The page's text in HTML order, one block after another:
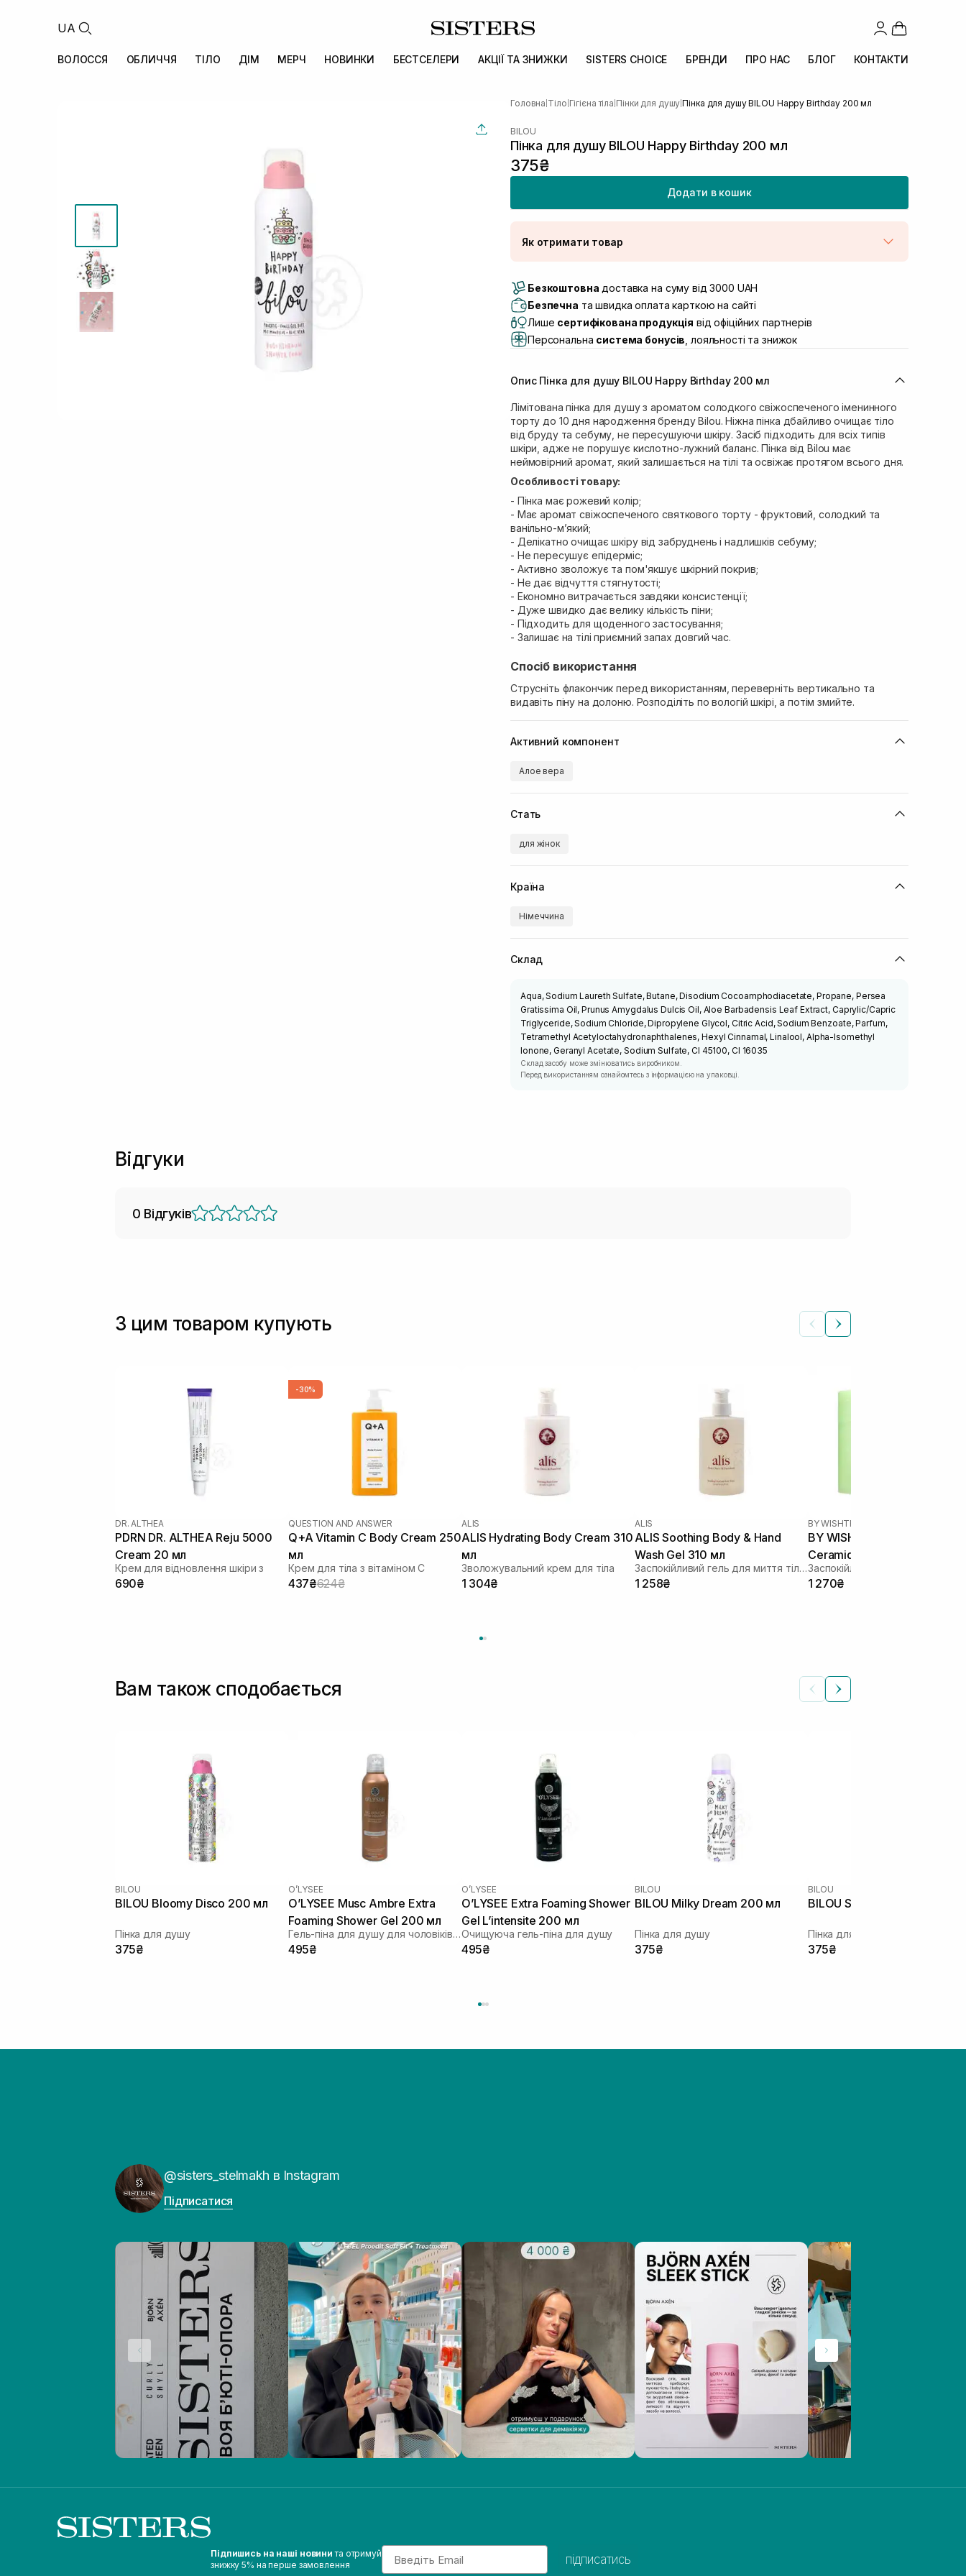
UA
ВОЛОССЯ ОБЛИЧЧЯ ТІЛО ДІМ МЕРЧ НОВИНКИ БЕСТСЕЛЕРИ АКЦІЇ ТА ЗНИЖКИ SISTERS CHOICE БРЕНДИ ПРО НАС БЛОГ КОНТАКТИ
Головна Тіло Гігієна тіла Пінки для душу Пінка для душу BILOU Happy Birthday 200 мл
BILOU
Пінка для душу BILOU Happy Birthday 200 мл
375₴
Додати в кошик
Як отримати товар
Самовивіз м. Луцьк, вул. Винниченка 4
Самовивіз м. Львів, вул. Академіка Підстригача, 1В (Duck’s
Самовивіз м. Львів, вул. Івана Франка 36
Самовивіз м. Львів, вул. Степана Бандери 45 В наявності
Самовивіз м. Рівне, вул. Кулика і Гудачека 23 (ТЦ Екватор) В наявності
Безкоштовна доставка на суму від 3000 UAH
Безпечна та швидка оплата карткою на сайті
Лише сертифікована продукція від офіційних партнерів
Персональна система бонусів , лояльності та знижок
Опис Пінка для душу BILOU Happy Birthday 200 мл
Лімітована пінка для душу з ароматом солодкого свіжоспеченого іменинного
торту до 10 дня народження бренду Bilou. Ніжна пінка дбайливо очищає тіло
від бруду та себуму, не пересушуючи шкіру. Засіб підходить для всіх типів
шкіри, адже не порушує кислотно-лужний баланс. Пінка від Bilou має
неймовірний аромат, який залишається на тілі та освіжає протягом всього дня.
Особливості товару:
- Пінка має рожевий колір;
- Має аромат свіжоспеченого святкового торту - фруктовий, солодкий та
ванільно-м’який;
- Делікатно очищає шкіру від забруднень і надлишків себуму;
- Не пересушує епідерміс;
- Активно зволожує та пом'якшує шкірний покрив;
- Не дає відчуття стягнутості;
- Економно витрачається завдяки консистенції;
- Дуже швидко дає велику кількість піни;
- Підходить для щоденного застосування;
- Залишає на тілі приємний запах довгий час.
Спосіб використання
Струсніть флакончик перед використанням, переверніть вертикально та
видавіть піну на долоню. Розподіліть по вологій шкірі, а потім змийте.
Активний компонент
Алое вера
Стать
для жінок
Країна
Німеччина
Склад
Aqua, Sodium Laureth Sulfate, Butane, Disodium Cocoamphodiacetate, Propane, Persea
Gratissima Oil, Prunus Amygdalus Dulcis Oil, Aloe Barbadensis Leaf Extract, Caprylic/Capric
Triglyceride, Sodium Chloride, Dipropylene Glycol, Citric Acid, Sodium Benzoate, Parfum,
Tetramethyl Acetyloctahydronaphthalenes, Hexyl Cinnamal, Linalool, Alpha-Isomethyl
Ionone, Geranyl Acetate, Sodium Sulfate, CI 45100, CI 16035
Склад засобу може змінюватись виробником.
Перед використанням ознайомтесь з інформацією на упаковці.
Відгуки
0 Відгуків
З цим товаром купують
DR. ALTHEA
PDRN DR. ALTHEA Reju 5000
Cream 20 мл
Крем для відновлення шкіри з
690₴
-30%
QUESTION AND ANSWER
Q+A Vitamin C Body Cream 250
мл
Крем для тіла з вітаміном С
437₴624₴
ALIS
ALIS Hydrating Body Cream 310
мл
Зволожувальний крем для тіла
1 304₴
ALIS
ALIS Soothing Body & Hand
Wash Gel 310 мл
Заспокійливий гель для миття тіла та рук
1 258₴
BY WISHTREND
BY WISHTREND Green Tea &
Ceramide Calming Toner Pad
70 шт
1 270₴
Вам також сподобається
BILOU
BILOU Bloomy Disco 200 мл
Пінка для душу
375₴
O’LYSEE
O’LYSEE Musc Ambre Extra
Foaming Shower Gel 200 мл
Гель-піна для душу для чоловіків з мускусним ароматом
495₴
O’LYSEE
O’LYSEE Extra Foaming Shower
Gel L’intensite 200 мл
Очищуюча гель-піна для душу
495₴
BILOU
BILOU Milky Dream 200 мл
Пінка для душу
375₴
BILOU
BILOU Sweet Surprise 200
Пінка для душу
375₴
@sisters_stelmakh в Instagram
Підписатися
Підпишись на наші новини та отримуй
знижку 5% на перше замовлення
Email
підписатись